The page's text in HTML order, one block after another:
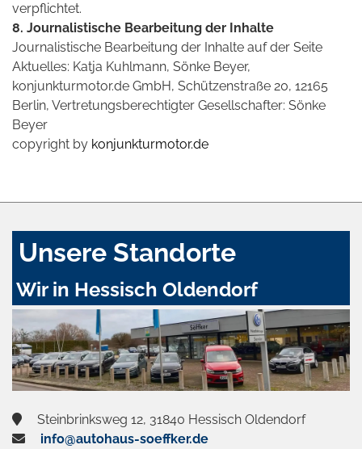
verpflichtet.
8. Journalistische Bearbeitung der Inhalte
Journalistische Bearbeitung der Inhalte auf der Seite
Aktuelles: Katja Kuhlmann, Sönke Beyer,
konjunkturmotor.de GmbH, Schützenstraße 20, 12165
Berlin, Vertretungsberechtigter Gesellschafter: Sönke
Beyer
copyright by konjunkturmotor.de
Unsere Standorte
Wir in Hessisch Oldendorf
Steinbrinksweg 12, 31840 Hessisch Oldendorf
info@autohaus-soeffker.de